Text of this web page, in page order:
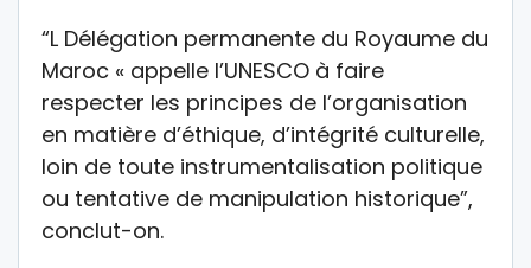
“L Délégation permanente du Royaume du
Maroc « appelle l’UNESCO à faire
respecter les principes de l’organisation
en matière d’éthique, d’intégrité culturelle,
loin de toute instrumentalisation politique
ou tentative de manipulation historique”,
conclut-on.